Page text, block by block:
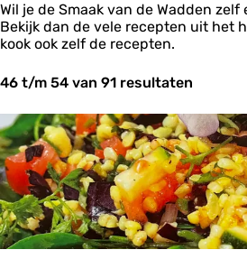
Wil je de Smaak van de Wadden
Bekijk dan de vele recepten uit het
kook ook zelf de recepten.
46 t/m 54 van 91 resultaten